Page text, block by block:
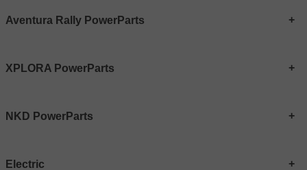
Aventura Rally PowerParts
XPLORA PowerParts
NKD PowerParts
Electric